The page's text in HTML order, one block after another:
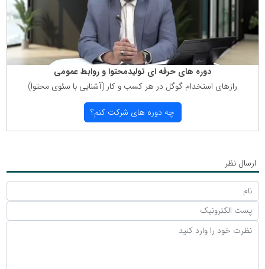
دوره های حرفه ای تولیدمحتوا و روابط عمومی
رازهای استخدام گوگل در هر كسب و كار (آشنایی با سئوی محتوا)
چه دوره های شركت كنم؟
ارسال نظر